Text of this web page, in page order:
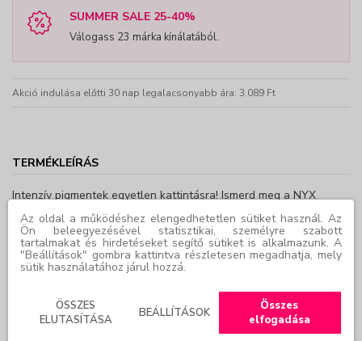
SUMMER SALE 25-40%
Válogass 23 márka kínálatából.
Akció indulása előtti 30 nap legalacsonyabb ára: 3.089 Ft
TERMÉKLEÍRÁS
Intenzív pigmentek egyetlen kattintásra! Ismerd meg a NYX
Professional Makeup Epic Inky Stix vízálló, géles formulájú
szemceruzát! Érj el hosszantartó és intenzív színt egyetlen
vonással. Legkrémesebb és legpigmentáltabb szemceruzánk
precíz, ferde heggyel rendelkezik, hogy könnyedén készíthess
sminket az egyszerű cicásra húzott tusvonaltól a merész grafikus
vonalakig, ecset nélkül! A gyorsan száradó formula intenzív színt
Az oldal a működéshez elengedhetetlen sütiket használ. Az
Ön beleegyezésével statisztikai, személyre szabott
tartalmakat és hirdetéseket segítő sütiket is alkalmazunk. A
"Beállítások" gombra kattintva részletesen megadhatja, mely
sütik használatához járul hozzá.
ÖSSZES
ELUTASÍTÁSA
BEÁLLÍTÁSOK
Összes
elfogadása